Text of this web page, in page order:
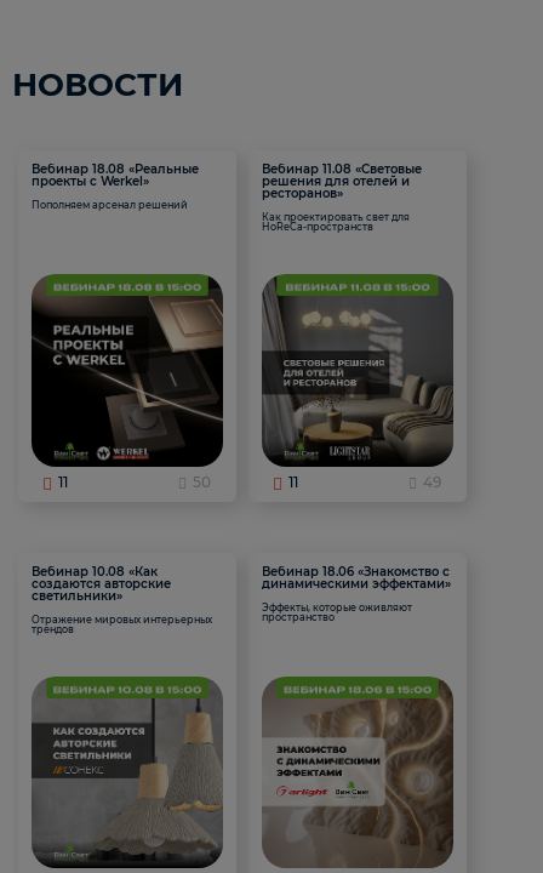
НОВОСТИ
Вебинар 18.08 «Реальные
проекты с Werkel»
Пополняем арсенал решений
11 50
Вебинар 11.08 «Световые
решения для отелей и
ресторанов»
Как проектировать свет для
HoReCa-пространств
11 49
Вебинар 10.08 «Как
создаются авторские
светильники»
Отражение мировых интерьерных
трендов
Вебинар 18.06 «Знакомство с
динамическими эффектами»
Эффекты, которые оживляют
пространство